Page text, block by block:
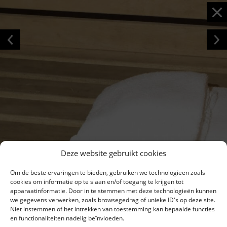
Deze website gebruikt cookies
Om de beste ervaringen te bieden, gebruiken we technologieën zoals
cookies om informatie op te slaan en/of toegang te krijgen tot
apparaatinformatie. Door in te stemmen met deze technologieën kunnen
we gegevens verwerken, zoals browsegedrag of unieke ID's op deze site.
Niet instemmen of het intrekken van toestemming kan bepaalde functies
en functionaliteiten nadelig beïnvloeden.